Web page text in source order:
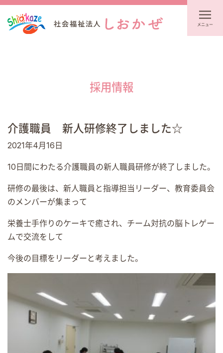
メニュー
採用情報
介護職員 新人研修終了しました☆
2021年4月16日
10日間にわたる介護職員の新人職員研修が終了しました。
研修の最後は、新人職員と指導担当リーダー、教育委員会
のメンバーが集まって
栄養士手作りのケーキで癒され、チーム対抗の脳トレゲー
ムで交流をして
今後の目標をリーダーと考えました。